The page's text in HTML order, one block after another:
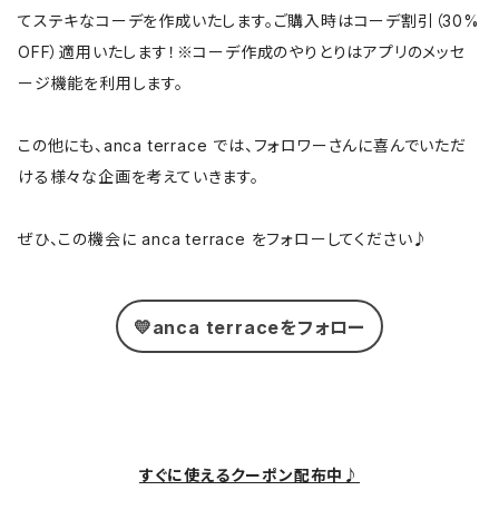
てステキなコーデを作成いたします。ご購入時はコーデ割引（30%
OFF）適用いたします！※コーデ作成のやりとりはアプリのメッセ
ージ機能を利用します。
この他にも、anca terrace では、フォロワーさんに喜んでいただ
ける様々な企画を考えていきます。
ぜひ、この機会に anca terrace をフォローしてください♪
💛anca terraceをフォロー
すぐに使えるクーポン配布中♪